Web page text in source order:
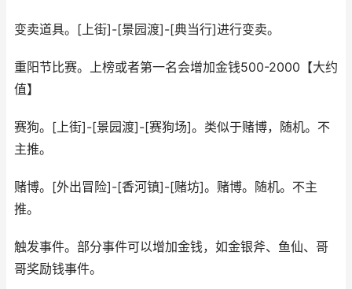
变卖道具。[上街]-[景园渡]-[典当行]进行变卖。
重阳节比赛。上榜或者第一名会增加金钱500-2000【大约
值】
赛狗。[上街]-[景园渡]-[赛狗场]。类似于赌博，随机。不
主推。
赌博。[外出冒险]-[香河镇]-[赌坊]。赌博。随机。不主
推。
触发事件。部分事件可以增加金钱，如金银斧、鱼仙、哥
哥奖励钱事件。